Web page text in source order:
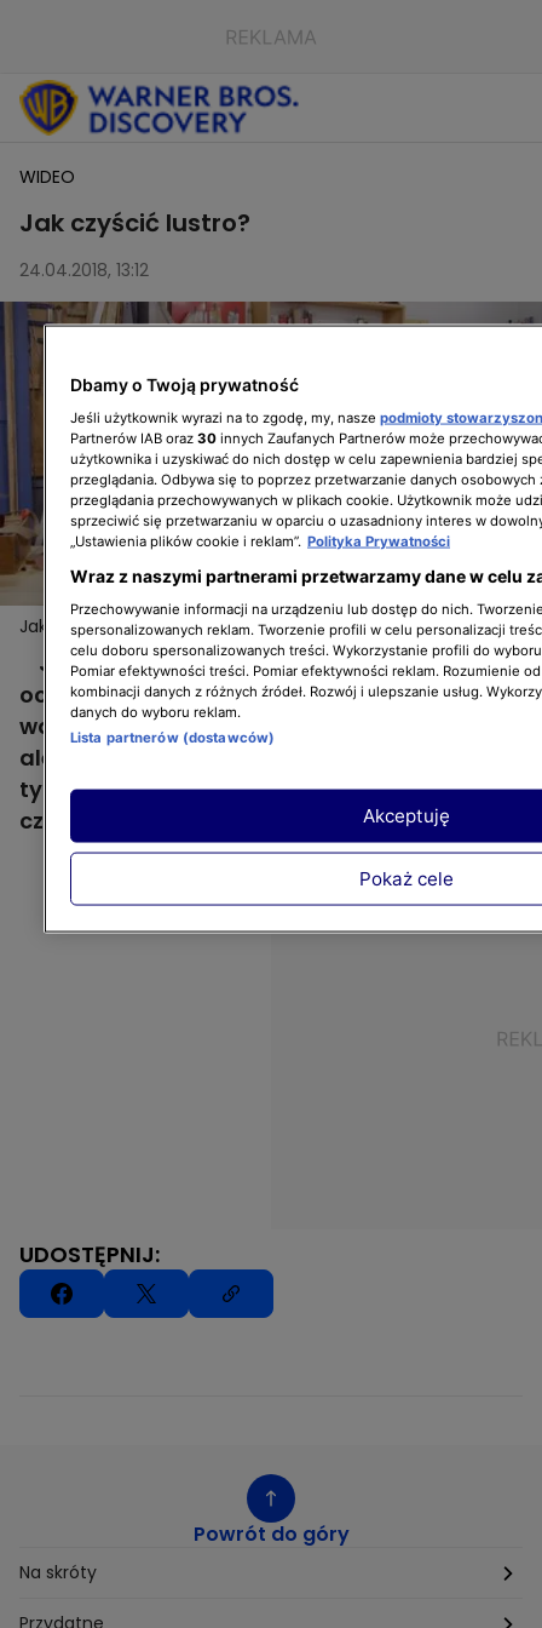
WIDEO
Jak czyścić lustro?
24.04.2018, 13:12
Jak czyścić lustro?
Jeśli planujemy renowację lustra, proces
oczyszczenia jego powierzchni to bardzo
ważny etap prac. Jak to zrobić dokładnie,
ale delikatnie tak, by nie zniszczyć lustra? O
tym opowiedziała Małgosia Ziółkowska w
czwartym odcinku "Drugiego życia mebli".
UDOSTĘPNIJ:
Powrót do góry
Na skróty
Etyka
Dbamy o Twoją prywatność
Jeśli użytkownik wyrazi na to zgodę, my, nasze podmioty
Partnerów IAB oraz 30 innych Zaufanych Partnerów może
użytkownika i uzyskiwać do nich dostęp w celu zapewnienia bardziej
przeglądania. Odbywa się to poprzez przetwarzanie danych osobowych
przeglądania przechowywanych w plikach cookie. Użytkownik może
sprzeciwić się przetwarzaniu w oparciu o uzasadniony interes w
„Ustawienia plików cookie i reklam”. Polityka Prywatności
Wraz z naszymi partnerami przetwarzamy dane w celu
Przechowywanie informacji na urządzeniu lub dostęp do nich.
spersonalizowanych reklam. Tworzenie profili w celu personalizacji
celu doboru spersonalizowanych treści. Wykorzystanie profili do
Pomiar efektywności treści. Pomiar efektywności reklam. Rozumienie
kombinacji danych z różnych źródeł. Rozwój i ulepszanie usług.
danych do wyboru reklam.
Lista partnerów (dostawców)
Pokaż cele
Akceptuję